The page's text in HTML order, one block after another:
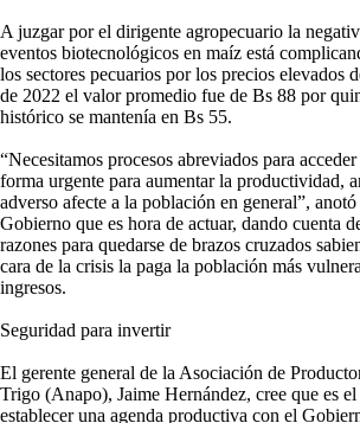
A juzgar por el dirigente agropecuario la
eventos biotecnológicos en maíz está
los sectores pecuarios por los precios elevados
de 2022 el valor promedio fue de Bs 88 por
histórico se mantenía en Bs 55.
“Necesitamos procesos abreviados para
forma urgente para aumentar la productividad,
adverso afecte a la población en general”,
Gobierno que es hora de actuar, dando cuenta
razones para quedarse de brazos cruzados
cara de la crisis la paga la población más
ingresos.
Seguridad para invertir
El gerente general de la Asociación de
Trigo (Anapo), Jaime Hernández, cree que es
establecer una agenda productiva con el